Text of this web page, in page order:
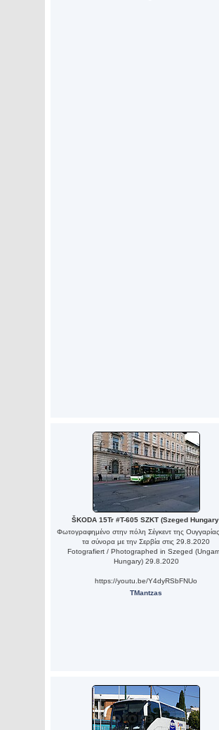
ŠKODA 15Tr #T-605 SZKT (Szeged
Φωτογραφημένο στην πόλη Σέγκεντ της
τα σύνορα με την Σερβία στις 29.8.2020
Fotografiert / Photographed in Szeged
Hungary) 29.8.2020
https://youtu.be/Y4dyRSbFNUo
TMantzas